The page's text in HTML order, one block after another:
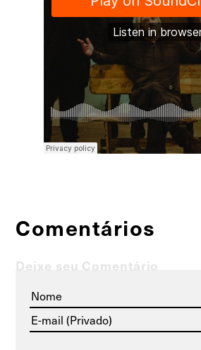
Comentários
Deixe seu Comentário